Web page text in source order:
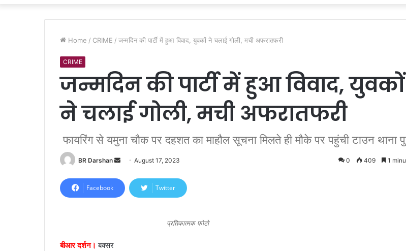
Home / CRIME / जन्मदिन की पार्टी में हुआ विवाद, युवकों ने चलाई गोली, मची अफरातफरी
CRIME
जन्मदिन की पार्टी में हुआ विवाद, युवकों
ने चलाई गोली, मची अफरातफरी
फायरिंग से यमुना चौक पर दहशत का माहौल सूचना मिलते ही मौके पर पहुंची टाउन थाना
BR Darshan
n
d
August 17, 2023 0 409 1
Facebook Twitter
प्रतिकात्मक फोटो
बीआर दर्शन। बक्सर